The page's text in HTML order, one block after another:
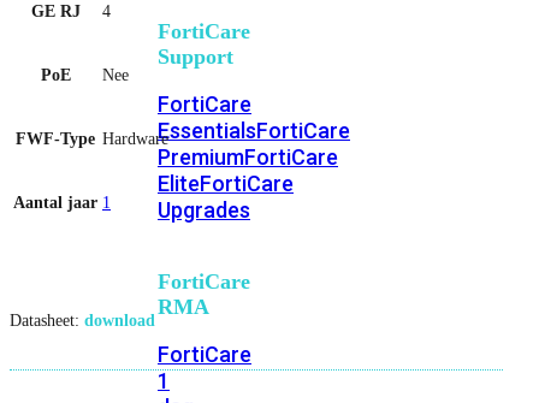
FortiCare
Support
FortiCare
EssentialsFortiCare
PremiumFortiCare
EliteFortiCare
Upgrades
FortiCare
RMA
FortiCare
1
GE RJ 4
PoE Nee
FWF-Type Hardware
Aantal jaar 1
Datasheet: download